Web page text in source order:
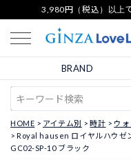
3,980円（税込）以上
BRAND
HOME アイテム別 時計
ウ
Royal hausen ロイヤルハウゼ
GC02-SP-10 ブラック